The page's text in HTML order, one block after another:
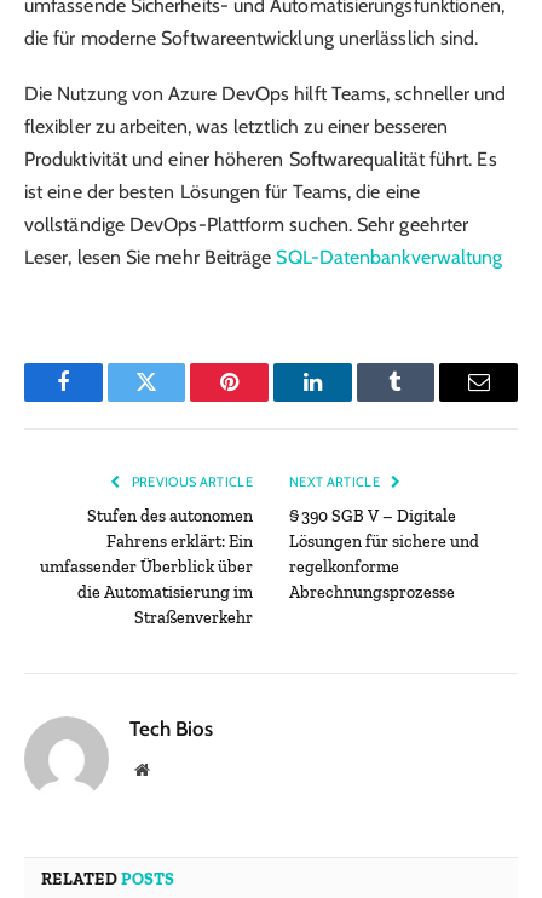
umfassende Sicherheits- und Automatisierungsfunktionen,
die für moderne Softwareentwicklung unerlässlich sind.
Die Nutzung von Azure DevOps hilft Teams, schneller und
flexibler zu arbeiten, was letztlich zu einer besseren
Produktivität und einer höheren Softwarequalität führt. Es
ist eine der besten Lösungen für Teams, die eine
vollständige DevOps-Plattform suchen. Sehr geehrter
Leser, lesen Sie mehr Beiträge SQL-Datenbankverwaltung
FacebookTwitter Pinterest LinkedInTumblr Email
PREVIOUS ARTICLE
Stufen des autonomen
Fahrens erklärt: Ein
umfassender Überblick über
die Automatisierung im
Straßenverkehr
NEXT ARTICLE
§ 390 SGB V – Digitale
Lösungen für sichere und
regelkonforme
Abrechnungsprozesse
Tech Bios
Website
RELATEDPOSTS